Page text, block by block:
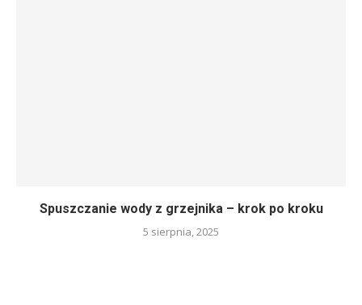
Spuszczanie wody z grzejnika – krok po kroku
5 sierpnia, 2025